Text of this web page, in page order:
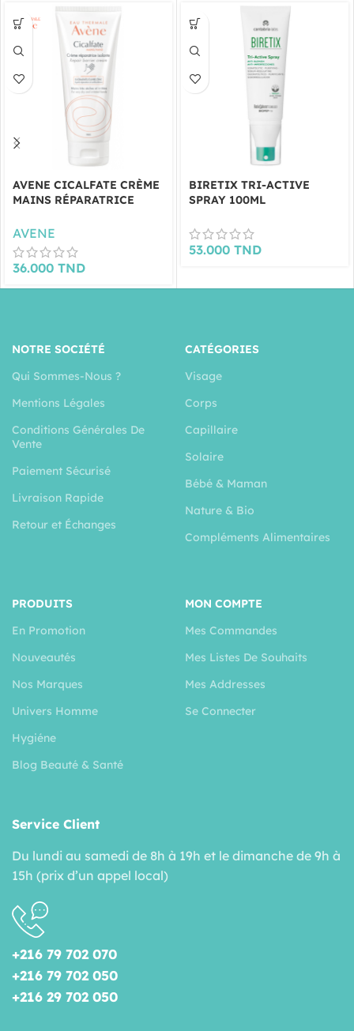
AVENE CICALFATE CRÈME
MAINS RÉPARATRICE
AVENE
36.000 TND
BIRETIX TRI-ACTIVE
SPRAY 100ML
53.000 TND
NOTRE SOCIÉTÉ
Qui Sommes-Nous ?
Mentions Légales
Conditions Générales De
Vente
Paiement Sécurisé
Livraison Rapide
Retour et Échanges
CATÉGORIES
Visage
Corps
Capillaire
Solaire
Bébé & Maman
Nature & Bio
Compléments Alimentaires
PRODUITS
En Promotion
Nouveautés
Nos Marques
Univers Homme
Hygiéne
Blog Beauté & Santé
MON COMPTE
Mes Commandes
Mes Listes De Souhaits
Mes Addresses
Se Connecter
Service Client
Du lundi au samedi de 8h à 19h et le dimanche de 9h à
15h (prix d’un appel local)
+216 79 702 070
+216 79 702 050
+216 29 702 050